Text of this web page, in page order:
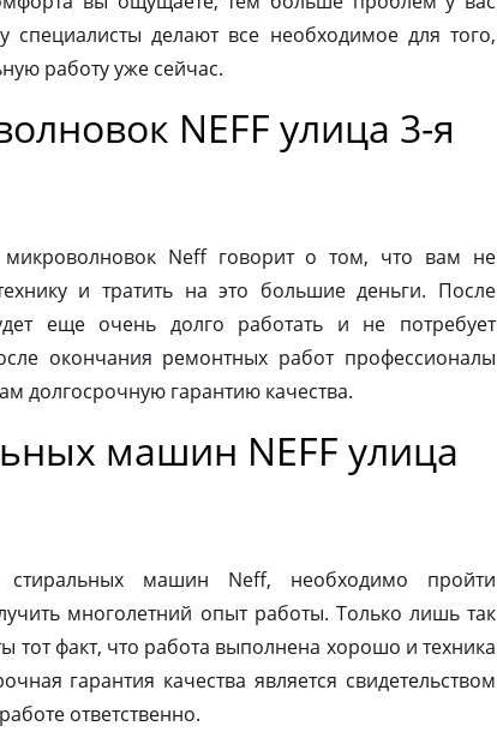
специалисты делают все необходимое для того,
работу уже сейчас.
NEFF улица 3-я
Neff говорит о том, что вам не
и тратить на это большие деньги. После
еще очень долго работать и не потребует
окончания ремонтных работ профессионалы
долгосрочную гарантию качества.
машин NEFF улица
машин Neff, необходимо пройти
многолетний опыт работы. Только лишь так
тот факт, что работа выполнена хорошо и техника
гарантия качества является свидетельством
ответственно.